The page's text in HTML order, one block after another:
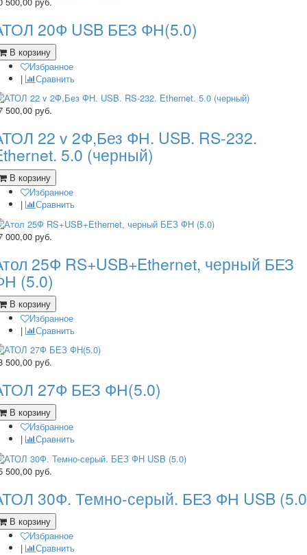
20Ф USB БЕЗ ФН(5.0)
В корзину
Избранное
|
Сравнить
500,00 руб.
22 v 2Ф,Без ФН. USB. RS-232.
5.0 (черный)
В корзину
Избранное
|
Сравнить
000,00 руб.
25Ф RS+USB+Ethernet, черный БЕЗ
(5.0)
В корзину
Избранное
|
Сравнить
500,00 руб.
27Ф БЕЗ ФН(5.0)
В корзину
Избранное
|
Сравнить
500,00 руб.
30Ф. Темно-серый. БЕЗ ФН USB
В корзину
Избранное
|
Сравнить